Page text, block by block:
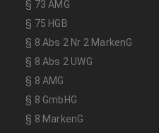
§ 73 AMG
§ 75 HGB
§ 8 Abs 2 Nr 2 MarkenG
§ 8 Abs 2 UWG
§ 8 AMG
§ 8 GmbHG
§ 8 MarkenG